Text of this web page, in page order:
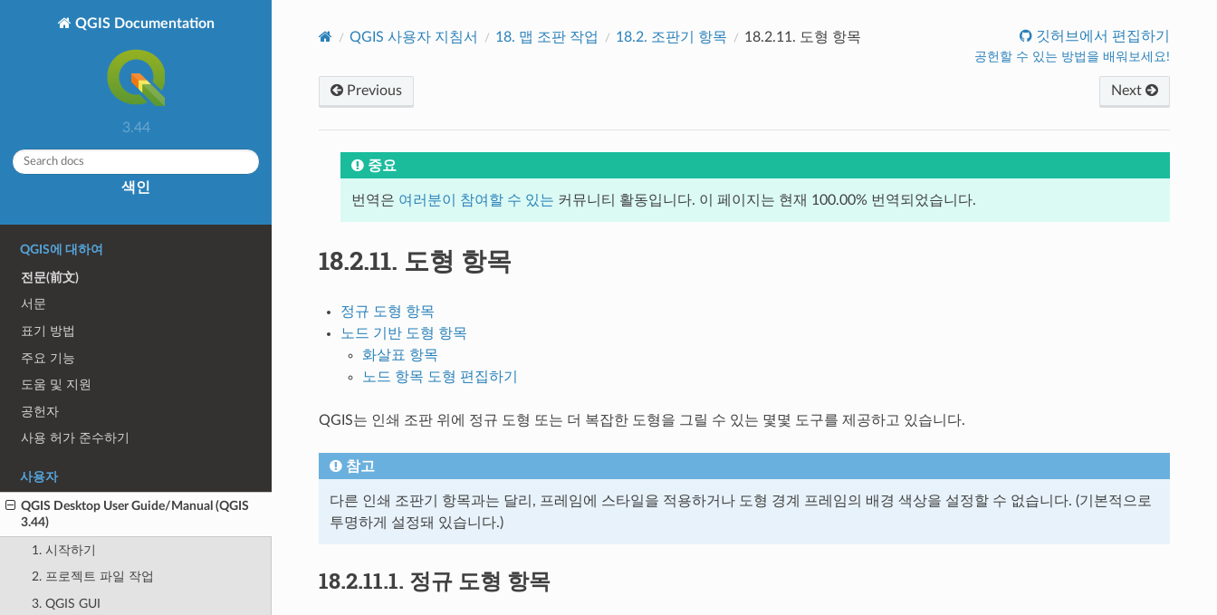
QGIS Documentation
3.44
색인
QGIS에 대하여
전문(前文)
서문
표기 방법
주요 기능
도움 및 지원
공헌자
사용 허가 준수하기
사용자
QGIS Desktop User Guide/Manual (QGIS
3.44)
1. 시작하기
2. 프로젝트 파일 작업
3. QGIS GUI
QGIS 사용자 지침서 18. 맵 조판 작업 18.2. 조판기 항목 18.2.11. 도형 항목 깃허브에서 편집하기
공헌할 수 있는 방법을 배워보세요!
Previous Next
중요
번역은 여러분이 참여할 수 있는 커뮤니티 활동입니다. 이 페이지는 현재 100.00% 번역되었습니다.
18.2.11. 도형 항목
정규 도형 항목
노드 기반 도형 항목
화살표 항목
노드 항목 도형 편집하기
QGIS는 인쇄 조판 위에 정규 도형 또는 더 복잡한 도형을 그릴 수 있는 몇몇 도구를 제공하고 있습니다.
참고
다른 인쇄 조판기 항목과는 달리, 프레임에 스타일을 적용하거나 도형 경계 프레임의 배경 색상을 설정할 수 없습니다. (기본적으로
투명하게 설정돼 있습니다.)
18.2.11.1. 정규 도형 항목